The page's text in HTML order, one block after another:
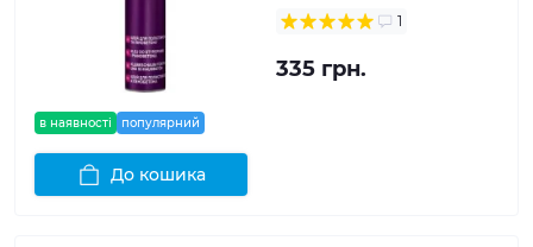
в наявності популярний
1
335 грн.
До кошика